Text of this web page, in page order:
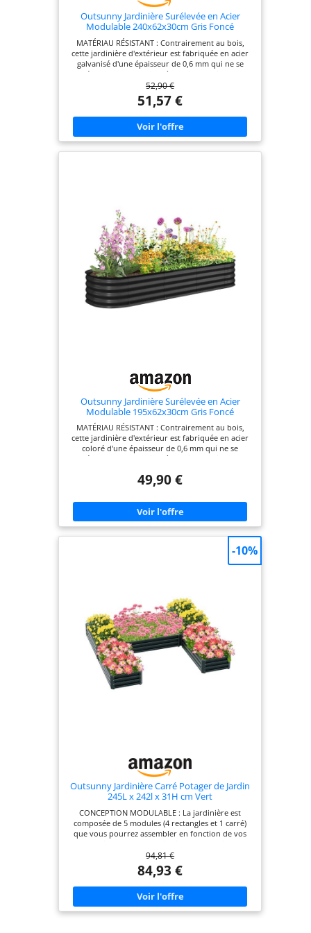
Outsunny Jardinière Surélevée en Acier
Modulable 240x62x30cm Gris Foncé
MATÉRIAU RÉSISTANT : Contrairement au bois,
cette jardinière d'extérieur est fabriquée en acier
galvanisé d'une épaisseur de 0,6 mm qui ne se
déforme pas. Convient à une installation en
extérieur ou en intérieur type serre, tunnel, etc.
SÉCURISÉ : Le bord supérieur de la jardinière est
protégé par un joint en caoutchouc afin d'éviter
que les bords tranchants ne coupent les doigts
FOND OUVERT : Ce bac à fleurs rectangulaire est
conçu pour être installé directement dans la terre,
assembler différentes formes en fonction de vos
besoins ou de vos objectifs de plantation
SPÉCIFICATIONS : Dimensions totales : 240L x 62l x
30H cm - Dim. intérieure de la jardinière : 239L x
60l x 30H cm - Assemblage nécessaire
52,90 €
51,57 €
Outsunny Jardinière Surélevée en Acier
Modulable 195x62x30cm Gris Foncé
MATÉRIAU RÉSISTANT : Contrairement au bois,
cette jardinière d'extérieur est fabriquée en acier
coloré d'une épaisseur de 0,6 mm qui ne se
déforme pas. Convient à une installation en
SÉCURISÉ : Le bord supérieur de la jardinière sur
d'éviter que les bords tranchants ne coupent les
doigts FOND OUVERT : Ce bac à fleurs
rectangulaire est conçu pour être installé
directement dans la terre car sa conception sans
ne stagne pas dans le bac et permet aux racines de
s'étendre plus facilement JARDINIÈRE MODULABLE
besoins ou de vos objectifs de plantation
SPÉCIFICATIONS : Dimensions totales : 195L x 62l x
30H cm - Dim. intérieure de la jardinière : 194L x
60l x 30H cm - Assemblage nécessaire
49,90 €
Outsunny Jardinière Carré Potager de Jardin
245L x 242l x 31H cm Vert
CONCEPTION MODULABLE : La jardinière est
composée de 5 modules (4 rectangles et 1 carré)
que vous pourrez assembler en fonction de vos
MATÉRIAU RÉSISTANT : Contrairement au bois,
cette jardinière d'extérieur est fabriquée en acier
coloré d'une épaisseur de 0,3 mm qui ne se
déforme pas. Convient à une installation en
extérieur ou en intérieur type serre, tunnel, etc.
FOND OUVERT : Ce bac à fleurs est conçu pour
être installé directement dans la terre car sa
94,81 €
84,93 €
-10%